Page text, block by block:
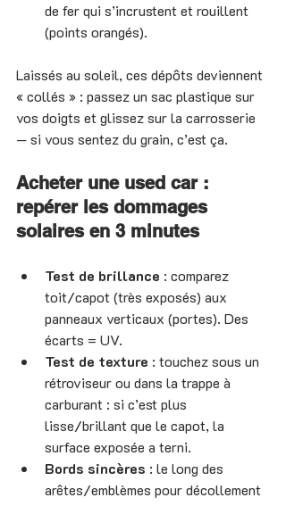
de fer qui s’incrustent et rouillent
(points orangés).
Laissés au soleil, ces dépôts deviennent
« collés » : passez un sac plastique sur
vos doigts et glissez sur la carrosserie
— si vous sentez du grain, c’est ça.
Acheter une used car :
repérer les dommages
solaires en 3 minutes
Test de brillance : comparez
toit/capot (très exposés) aux
panneaux verticaux (portes). Des
écarts = UV.
Test de texture : touchez sous un
rétroviseur ou dans la trappe à
carburant : si c’est plus
lisse/brillant que le capot, la
surface exposée a terni.
Bords sincères : le long des
arêtes/emblèmes pour décollement